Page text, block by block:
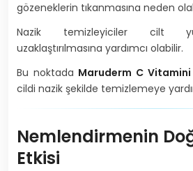
gözeneklerin tıkanmasına neden
Nazik temizleyiciler cilt
uzaklaştırılmasına yardımcı olabilir.
Bu noktada Maruderm C
cildi nazik şekilde temizlemeye
Nemlendirmenin
Etkisi